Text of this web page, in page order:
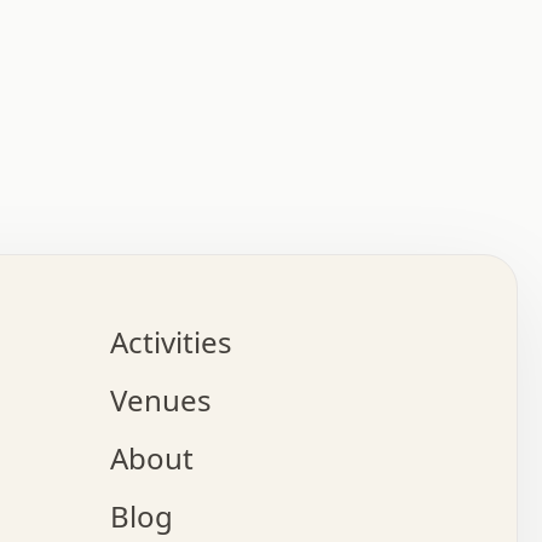
.   .   .   .   .   .   .   .   x   .   .   .   .
o   .   .   .   .   .   .   .   .   x   .   .   .
.   .   .   :   .   .   .   x   .   .   .   :   .
.   .   .   +   .   .   .   .   .   .   .   .   x
.   .   x   .   .   .   .   .   .   :   .   .   .
.   .   .   .   .   +   .   .   .   .   x   .   .
.   .   .   .   x   .   .   o   .   .   .   .   .
.   .   .   .   .   .   .   .   .   .   .   .   .
Activities
Venues
About
Blog